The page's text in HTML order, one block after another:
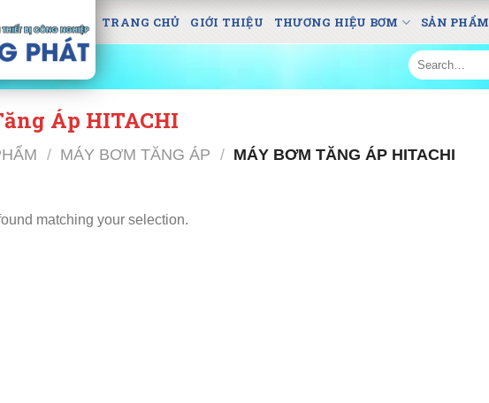
TRANG CHỦ GIỚI THIỆU THƯƠNG HIỆU BƠM SẢN PHẨM
Search
for:
Áp HITACHI
/ MÁY BƠM TĂNG ÁP / MÁY BƠM TĂNG ÁP HITACHI
matching your selection.